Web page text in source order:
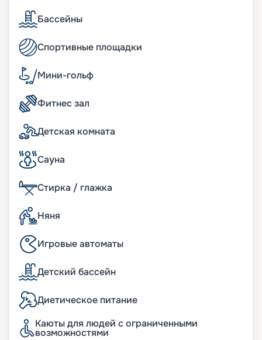
Бассейны
Спортивные площадки
Мини-гольф
Фитнес зал
Детская комната
Сауна
Стирка / глажка
Няня
Игровые автоматы
Детский бассейн
Диетическое питание
Каюты для людей с ограниченными
возможностями